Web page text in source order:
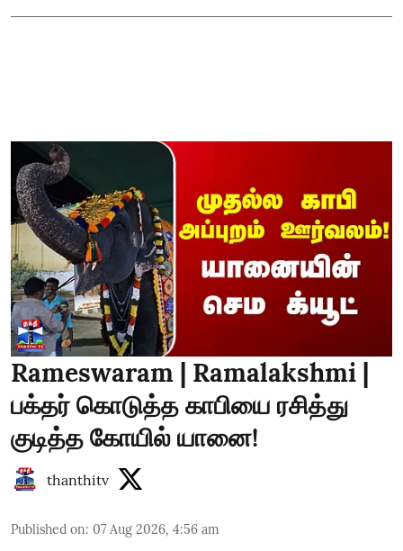
Rameswaram | Ramalakshmi |
பக்தர் கொடுத்த காபியை ரசித்து
குடித்த கோயில் யானை!
thanthitv
Published on: 07 Aug 2026, 4:56 am